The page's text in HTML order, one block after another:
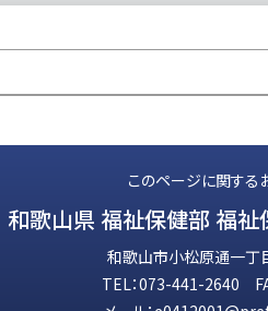
このページに関する
和歌山県 福祉保健部 福
和歌山市小松原通一丁
TEL：073-441-2640